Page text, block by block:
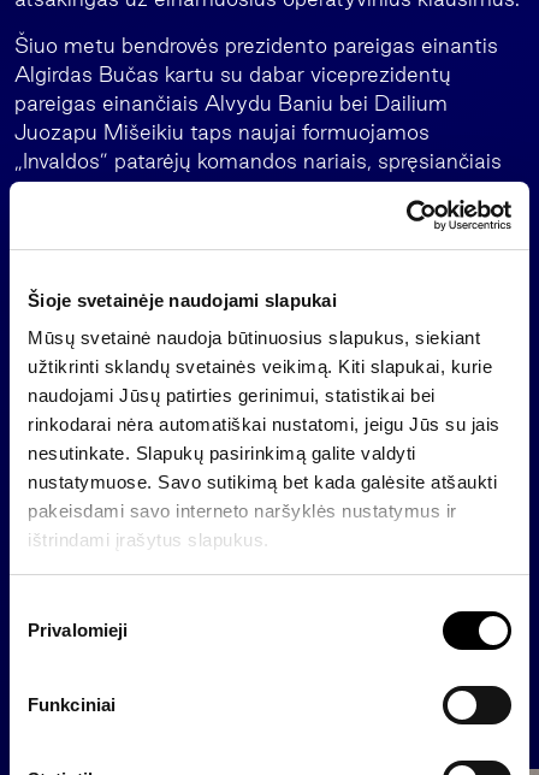
Šioje svetainėje naudojami slapukai
Mūsų svetainė naudoja būtinuosius slapukus, siekiant
užtikrinti sklandų svetainės veikimą. Kiti slapukai, kurie
naudojami Jūsų patirties gerinimui, statistikai bei
rinkodarai nėra automatiškai nustatomi, jeigu Jūs su jais
nesutinkate. Slapukų pasirinkimą galite valdyti
nustatymuose. Savo sutikimą bet kada galėsite atšaukti
pakeisdami savo interneto naršyklės nustatymus ir
ištrindami įrašytus slapukus.
Privalomieji
Funkciniai
Šiuo metu bendrovės prezidento pareigas einantis
Algirdas Bučas kartu su dabar viceprezidentų
pareigas einančiais Alvydu Baniu bei Dailium
Juozapu Mišeikiu taps naujai formuojamos
„Invaldos” patarėjų komandos nariais, spręsiančiais
strateginius bendrovės klausimus.
Pasak „Invaldos” valdybos pirmininko Alvydo Banio,
formuojama patarėjų komanda koncentruosis į
perspektyvų verslo plėtrai paiešką.
„Invalda”, preliminariais neaudituotais duomenimis,
per tris šių metų ketvirčius uždirbo 13,912 mln. litų
grynojo pelno. „Invaldos” grupė per visus 2004
metus uždirbo 19,6 mln. litų grynojo pelno. Grupės
pajamos pernai siekė 205,129 mln. litų.
Atgal